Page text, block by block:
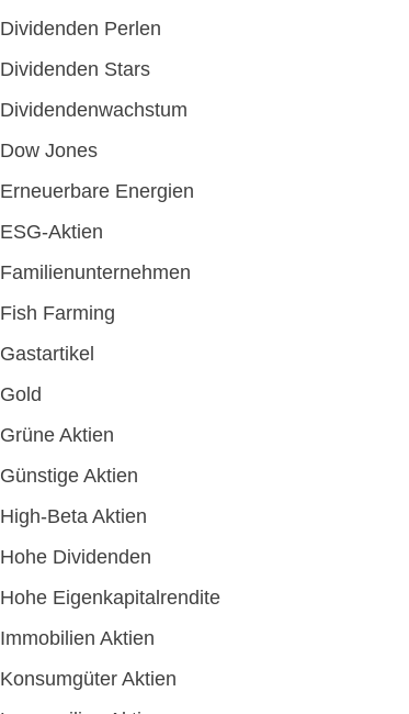
Dividenden Perlen
Dividenden Stars
Dividendenwachstum
Dow Jones
Erneuerbare Energien
ESG-Aktien
Familienunternehmen
Fish Farming
Gastartikel
Gold
Grüne Aktien
Günstige Aktien
High-Beta Aktien
Hohe Dividenden
Hohe Eigenkapitalrendite
Immobilien Aktien
Konsumgüter Aktien